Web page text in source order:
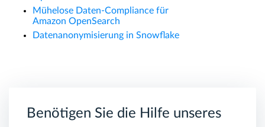
Mühelose Daten-Compliance für
Amazon OpenSearch
Datenanonymisierung in Snowflake
Benötigen Sie die Hilfe unseres